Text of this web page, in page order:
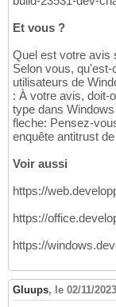
Et vous ?
Quel est votre avis
Selon vous,
utilisateurs de
: À votre avis, doit-
type dans Windows
fleche: Pensez-
enquête antitrust
Voir aussi
https://
https://
https://
Gluups, le 02/11/